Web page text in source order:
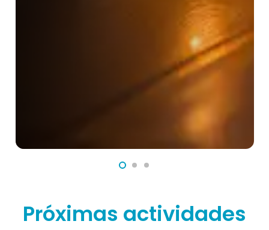
Próximas actividades